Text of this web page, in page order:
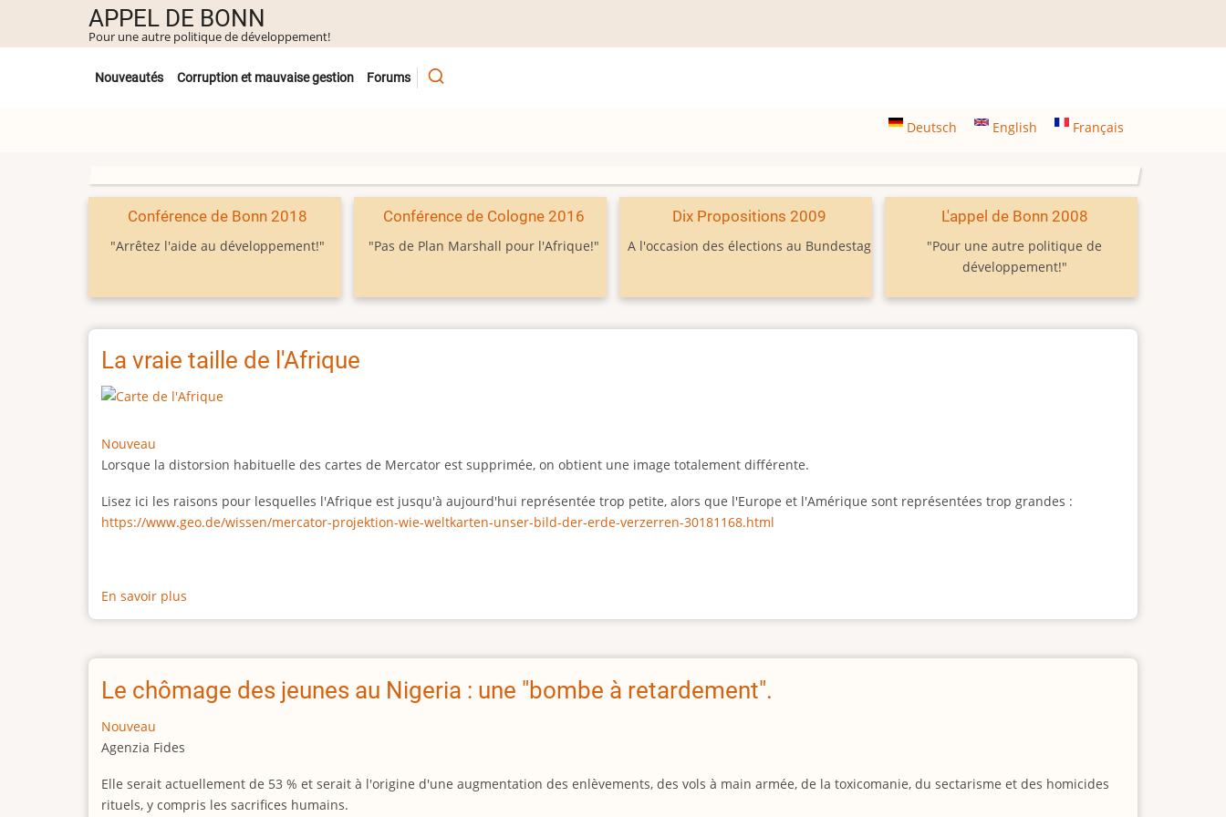
contenu
APPEL DE BONN
Pour une autre politique de développement!
Untermenü
Nouveautés Corruption et mauvaise gestion Forums
Deutsch English Français
Conférence de Bonn 2018
"Arrêtez l'aide au développement!"
Conférence de Cologne 2016
"Pas de Plan Marshall pour l'Afrique!"
Dix Propositions 2009
A l'occasion des élections au Bundestag
L'appel de Bonn 2008
"Pour une autre politique de
développement!"
La vraie taille de l'Afrique
Nouveau
Lorsque la distorsion habituelle des cartes de Mercator est supprimée, on obtient une image totalement différente.
Lisez ici les raisons pour lesquelles l'Afrique est jusqu'à aujourd'hui représentée trop petite, alors que l'Europe et l'Amérique sont représentées trop grandes :
https://www.geo.de/wissen/mercator-projektion-wie-weltkarten-unser-bild-der-erde-verzerren-30181168.html
En savoir plus
La
taille
l'Afrique
Le chômage des jeunes au Nigeria : une "bombe à retardement".
Nouveau
Agenzia Fides
Elle serait actuellement de 53 % et serait à l'origine d'une augmentation des enlèvements, des vols à main armée, de la toxicomanie, du sectarisme et des homicides
rituels, y compris les sacrifices humains.